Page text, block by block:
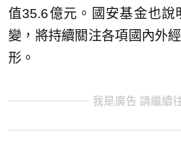
值35.6億元。國安基金也說
變，將持續關注各項國內外
形。
我是廣告 請繼續